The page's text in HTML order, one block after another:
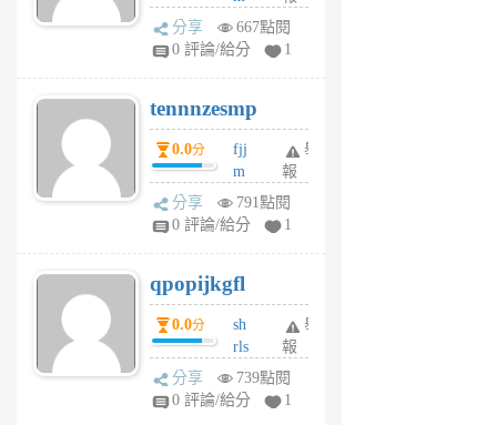
sg
sr
6
個
月
前
分享
667點閱
0 評論/給分
1
tennnzesmp
0.0分
fjj
m
w
rs
6
個
月
前
舉
報
分享
791點閱
0 評論/給分
1
qpopijkgfl
0.0分
sh
rls
k
m
舉
報
分享
739點閱
0 評論/給分
1